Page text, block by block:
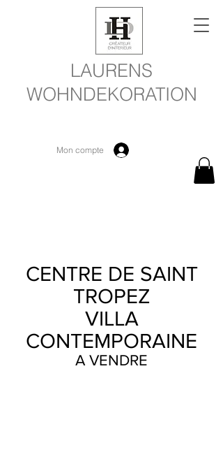
LAURENS
WOHNDEKORATION
Mon compte
CENTRE DE SAINT
TROPEZ
VILLA
CONTEMPORAINE
A VENDRE